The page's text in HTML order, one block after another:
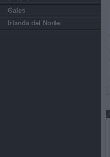
Gales
Irlanda del Norte